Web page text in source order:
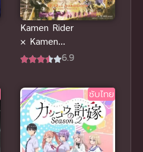
Kamen Rider
× Kamen
Rider W &
2010 พากย์
ไทย
6.9
ซับไทย